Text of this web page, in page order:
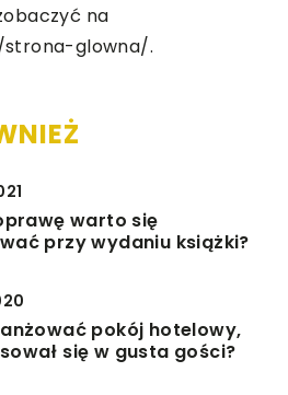
na
glowna/.
warto się
przy wydaniu książki?
pokój hotelowy,
się w gusta gości?